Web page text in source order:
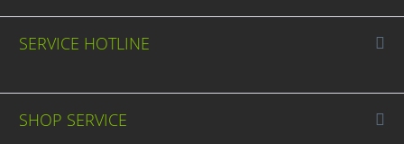
SERVICE HOTLINE
SHOP SERVICE